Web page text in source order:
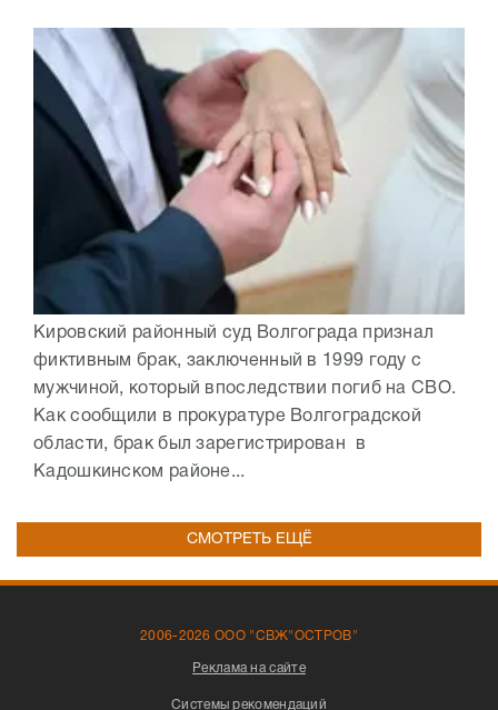
Кировский районный суд Волгограда признал
фиктивным брак, заключенный в 1999 году с
мужчиной, который впоследствии погиб на СВО.
Как сообщили в прокуратуре Волгоградской
области, брак был зарегистрирован в
Кадошкинском районе...
СМОТРЕТЬ ЕЩЁ
2006-2026 ООО "СВЖ"ОСТРОВ"
Реклама на сайте
Системы рекомендаций